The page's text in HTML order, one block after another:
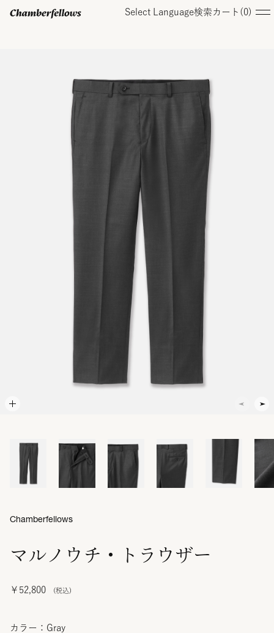
Select Language検索 カート( 0)
オンラインストア
マルノウチ・トラウザー
￥52,800
Chamberfellows
カラー：Gray